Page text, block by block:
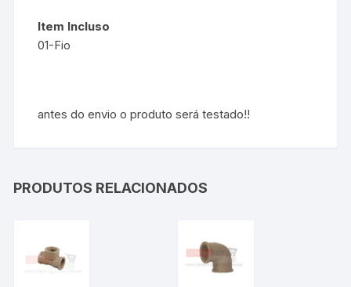
Item Incluso
01-Fio
antes do envio o produto será testado!!
PRODUTOS RELACIONADOS